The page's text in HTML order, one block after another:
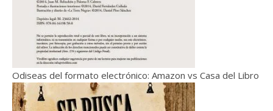
Odiseas del formato electrónico: Amazon vs Casa del Libro